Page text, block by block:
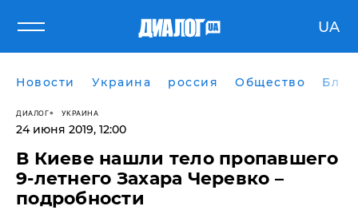
UA
Новости Украина россия Общество
ДИАЛОГ УКРАИНА
24 июня 2019, 12:00
В Киеве нашли тело пропавшего
9-летнего Захара Черевко –
подробности